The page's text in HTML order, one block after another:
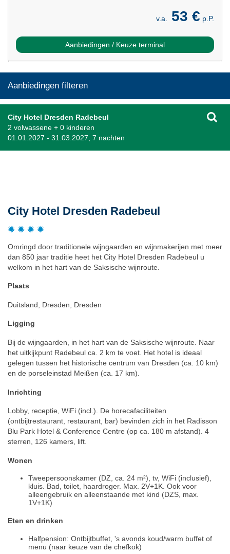
v.a. 53 € p.P.
Aanbiedingen / Keuze terminal
Aanbiedingen filteren
City Hotel Dresden Radebeul
2 volwassene + 0 kinderen
01.01.2027 - 31.03.2027, 7 nachten
City Hotel Dresden Radebeul
Omringd door traditionele wijngaarden en wijnmakerijen met meer
dan 850 jaar traditie heet het City Hotel Dresden Radebeul u
welkom in het hart van de Saksische wijnroute.
Plaats
Duitsland, Dresden, Dresden
Ligging
Bij de wijngaarden, in het hart van de Saksische wijnroute. Naar
het uitkijkpunt Radebeul ca. 2 km te voet. Het hotel is ideaal
gelegen tussen het historische centrum van Dresden (ca. 10 km)
en de porseleinstad Meißen (ca. 17 km).
Inrichting
Lobby, receptie, WiFi (incl.). De horecafaciliteiten
(ontbijtrestaurant, restaurant, bar) bevinden zich in het Radisson
Blu Park Hotel & Conference Centre (op ca. 180 m afstand). 4
sterren, 126 kamers, lift.
Wonen
Tweepersoonskamer (DZ, ca. 24 m²), tv, WiFi (inclusief),
kluis. Bad, toilet, haardroger. Max. 2V+1K. Ook voor
alleengebruik en alleenstaande met kind (DZS, max.
1V+1K)
Eten en drinken
Halfpension: Ontbijtbuffet, 's avonds koud/warm buffet of
menu (naar keuze van de chefkok)